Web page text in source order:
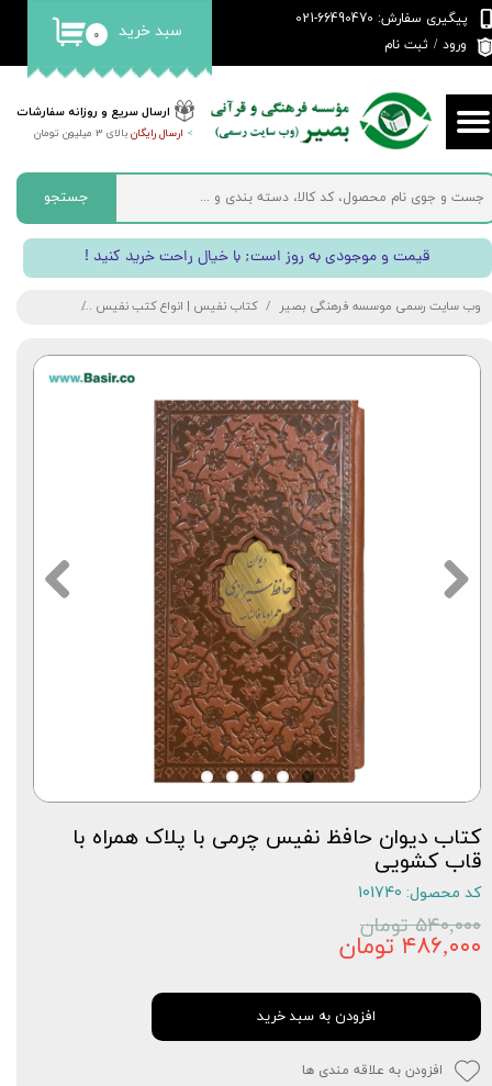
ارسال سریع و روزانه سفارشات
> ارسال رایگانبالای 3 میلیون تومان
پیگیری سفارش: 66490470-021
ورود / ثبت نام
حساب کاربری من
تغییر گذر واژه
سفارشات
خروج از حساب کاربری
۰ سبد خرید
جستجو
! قیمت و موجودی به روز است; با خیال راحت خرید کنید
وب سایت رسمی موسسه فرهنگی بصیر کتاب نفیس | انواع کتب نفیس
کتاب دیوان حافظ نفیس چرمی با پلاک همراه با
قاب کشویی
کد محصول: 101740
۵۴۰,۰۰۰ تومان
۴۸۶,۰۰۰ تومان
افزودن به سبد خرید
افزودن به علاقه مندی ها